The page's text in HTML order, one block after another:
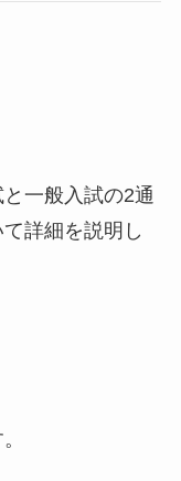
一般入試の2通
詳細を説明し